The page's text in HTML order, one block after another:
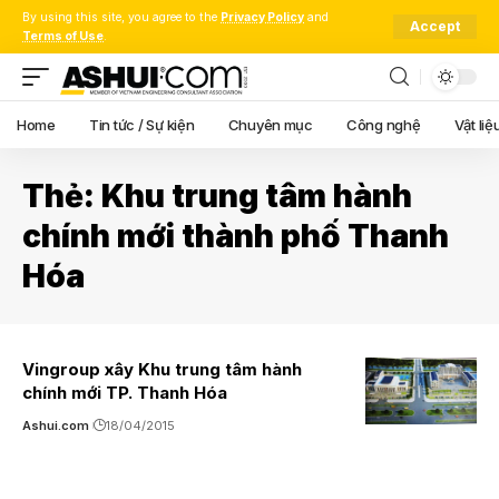
By using this site, you agree to the Privacy Policy and
Terms of Use.
Accept
Home Tin tức / Sự kiện Chuyên mục Công nghệ Vật
Thẻ: Khu trung tâm hành
chính mới thành phố Thanh
Hóa
Vingroup xây Khu trung tâm hành
chính mới TP. Thanh Hóa
Ashui.com 18/04/2015